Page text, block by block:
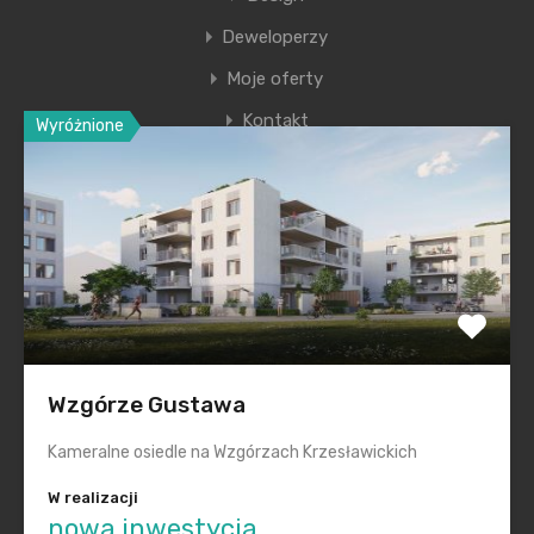
Wyróżnione
Wzgórze Gustawa
Kameralne osiedle na Wzgórzach Krzesławickich
W realizacji
Deweloperzy
Moje oferty
Kontakt
Ostatnie wpisy
Nowa era Filharmonii Krakowskiej
Premiera nowego etapu inwestycji Krakowskie
Przedmieście
Polska na inwestycyjnej mapie Europy świeci na zielono
Realizacje „pod klucz” dla każdego